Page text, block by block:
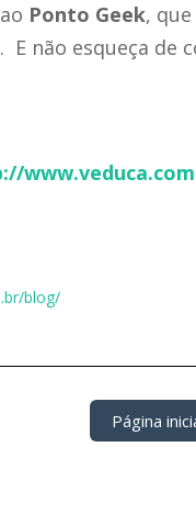
Ponto Geek,
não esqueça de
blog/
Página